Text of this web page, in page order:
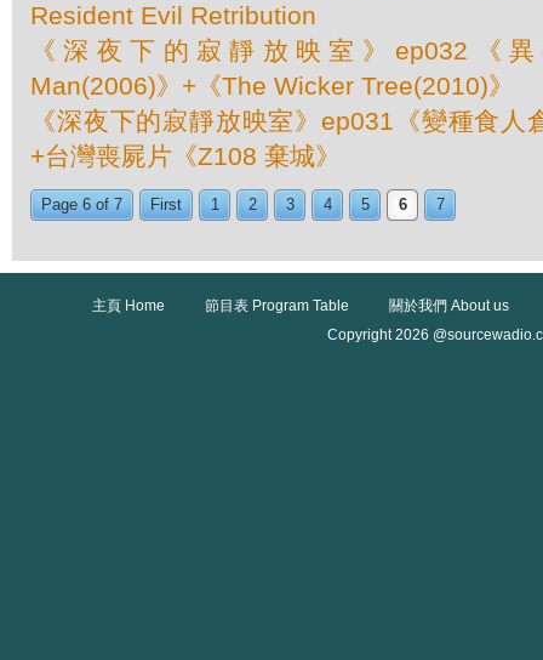
Resident Evil Retribution
《深夜下的寂靜放映室》ep032《
Man(2006)》+《The Wicker Tree(2010)》
《深夜下的寂靜放映室》ep031《變種食人
+台灣喪屍片《Z108 棄城》
Page 6 of 7 First 1 2 3 4 5 6 7
主頁 Home 節目表 Program Table
關於我們 About us
Copyright 2026